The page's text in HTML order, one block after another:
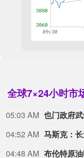
全球7×24小时市
05:03 AM
04:52 AM
04:48 AM 布伦特原